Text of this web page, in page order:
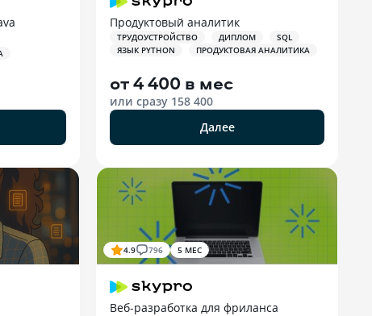
Продуктовый аналитик
ТРУДОУСТРОЙСТВО ДИПЛОМ
SQL
ЯЗЫК PYTHON
ПРОДУКТОВАЯ АНАЛИТИКА
от4 400 в мес
или сразу 158 400
Далее
4.9 796 5 МЕС
Веб-разработка для фриланса